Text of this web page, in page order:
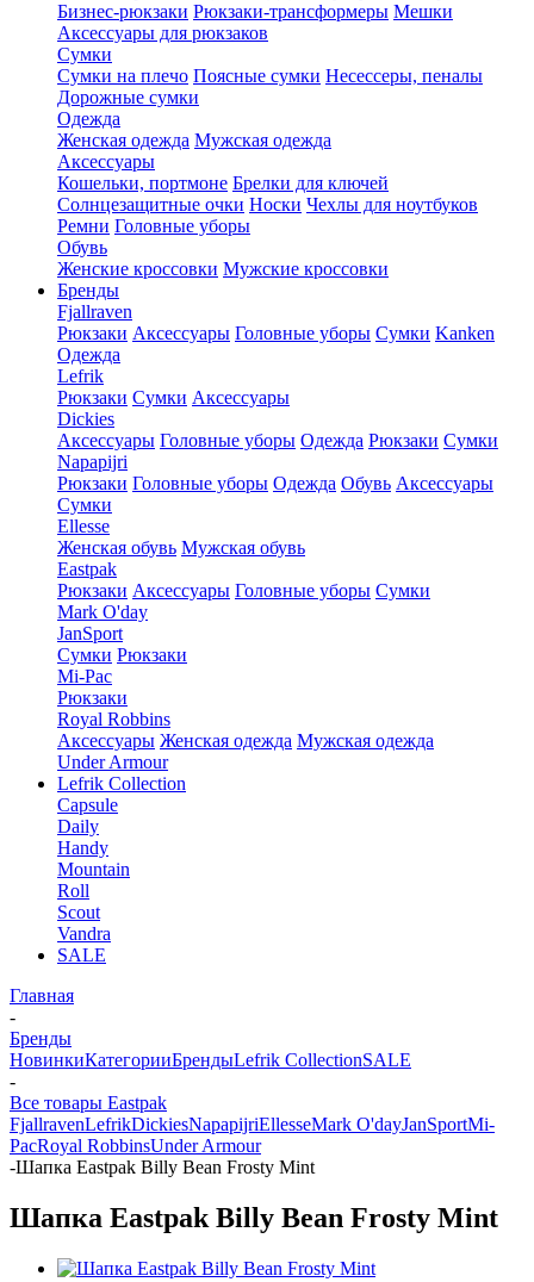
Бизнес-рюкзаки Рюкзаки-трансформеры Мешки
Аксессуары для рюкзаков
Сумки
Сумки на плечо Поясные сумки Несессеры, пеналы
Дорожные сумки
Одежда
Женская одежда Мужская одежда
Аксессуары
Кошельки, портмоне Брелки для ключей
Солнцезащитные очки Носки Чехлы для ноутбуков
Ремни Головные уборы
Обувь
Женские кроссовки Мужские кроссовки
Бренды
Fjallraven
Рюкзаки Аксессуары Головные уборы Сумки Kanken
Одежда
Lefrik
Рюкзаки Сумки Аксессуары
Dickies
Аксессуары Головные уборы Одежда Рюкзаки Сумки
Napapijri
Рюкзаки Головные уборы Одежда Обувь Аксессуары
Сумки
Ellesse
Женская обувь Мужская обувь
Eastpak
Рюкзаки Аксессуары Головные уборы Сумки
Mark O'day
JanSport
Сумки Рюкзаки
Mi-Pac
Рюкзаки
Royal Robbins
Аксессуары Женская одежда Мужская одежда
Under Armour
Lefrik Collection
Capsule
Daily
Handy
Mountain
Roll
Scout
Vandra
SALE
Главная
-
Бренды
НовинкиКатегорииБрендыLefrik CollectionSALE
-
Все товары Eastpak
FjallravenLefrikDickiesNapapijriEllesseMark O'dayJanSportMi-
PacRoyal RobbinsUnder Armour
-Шапка Eastpak Billy Bean Frosty Mint
Шапка Eastpak Billy Bean Frosty Mint